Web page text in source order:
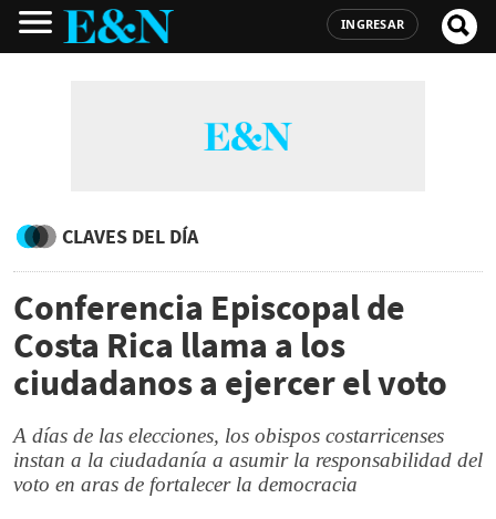
INGRESAR
CLAVES DEL DÍA
Conferencia Episcopal de
Costa Rica llama a los
ciudadanos a ejercer el voto
A días de las elecciones, los obispos costarricenses
instan a la ciudadanía a asumir la responsabilidad del
voto en aras de fortalecer la democracia